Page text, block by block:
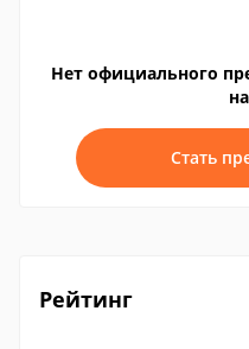
Нет официального
Стать
Рейтинг